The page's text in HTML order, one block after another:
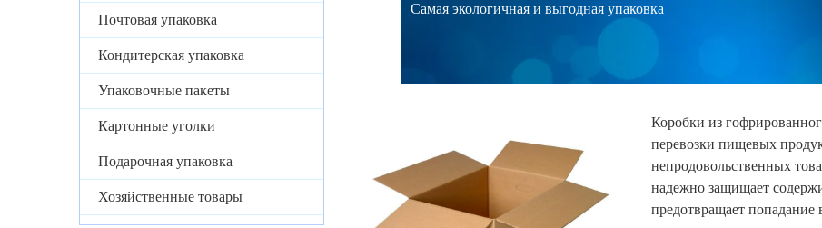
Почтовая упаковка
Кондитерская упаковка
Упаковочные пакеты
Картонные уголки
Подарочная упаковка
Хозяйственные товары
Самая экологичная и выгодная упаковка
Коробки из
перевозки пищевых
непродовольственных
надежно защищает
предотвращает попадание